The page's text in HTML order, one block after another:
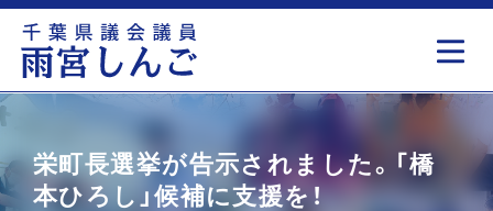
栄町長選挙が告示されました。「橋
本ひろし」候補に支援を！